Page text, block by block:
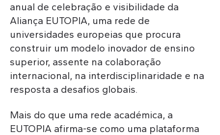
anual de celebração e visibilidade da
Aliança EUTOPIA, uma rede de
universidades europeias que procura
construir um modelo inovador de ensino
superior, assente na colaboração
internacional, na interdisciplinaridade e na
resposta a desafios globais.
Mais do que uma rede académica, a
EUTOPIA afirma-se como uma plataforma